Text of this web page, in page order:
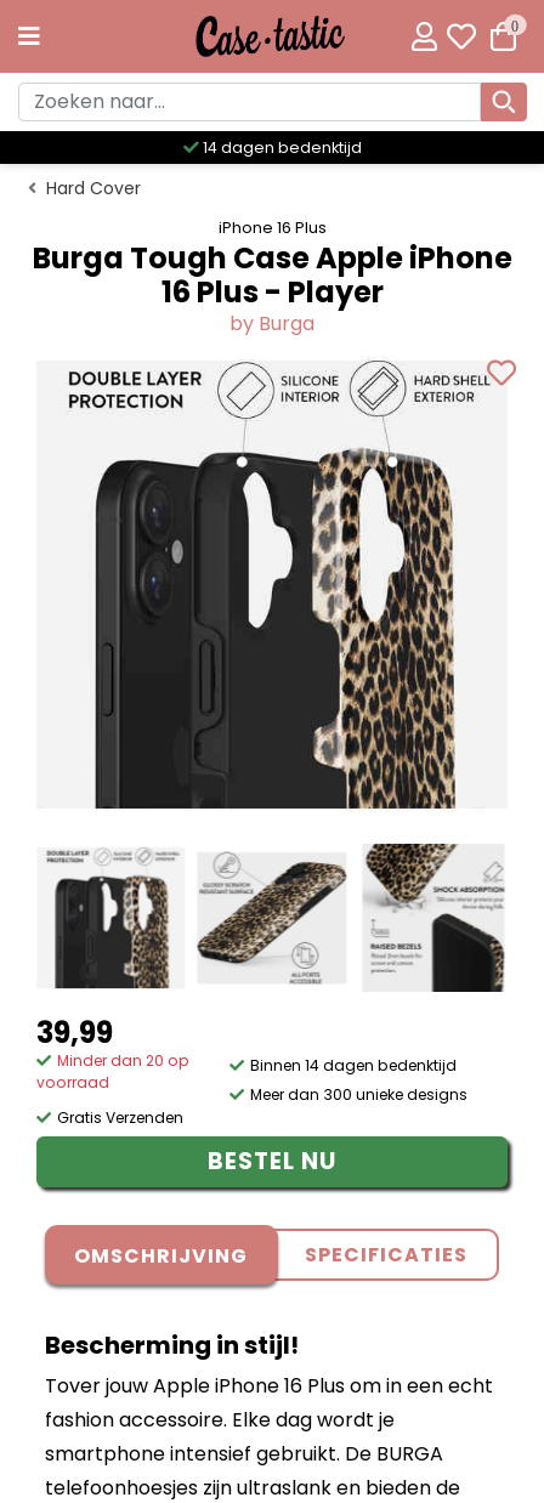
0
Meer dan 300 unieke designs
Hard Cover
iPhone 16 Plus
Burga Tough Case Apple iPhone
16 Plus - Player
by Burga
39,99
Minder dan 20 op
voorraad
Gratis Verzenden
Binnen 14 dagen bedenktijd
Meer dan 300 unieke designs
BESTEL NU
OMSCHRIJVING SPECIFICATIES
Bescherming in stijl!
Tover jouw Apple iPhone 16 Plus om in een echt
fashion accessoire. Elke dag wordt je
smartphone intensief gebruikt. De BURGA
telefoonhoesjes zijn ultraslank en bieden de